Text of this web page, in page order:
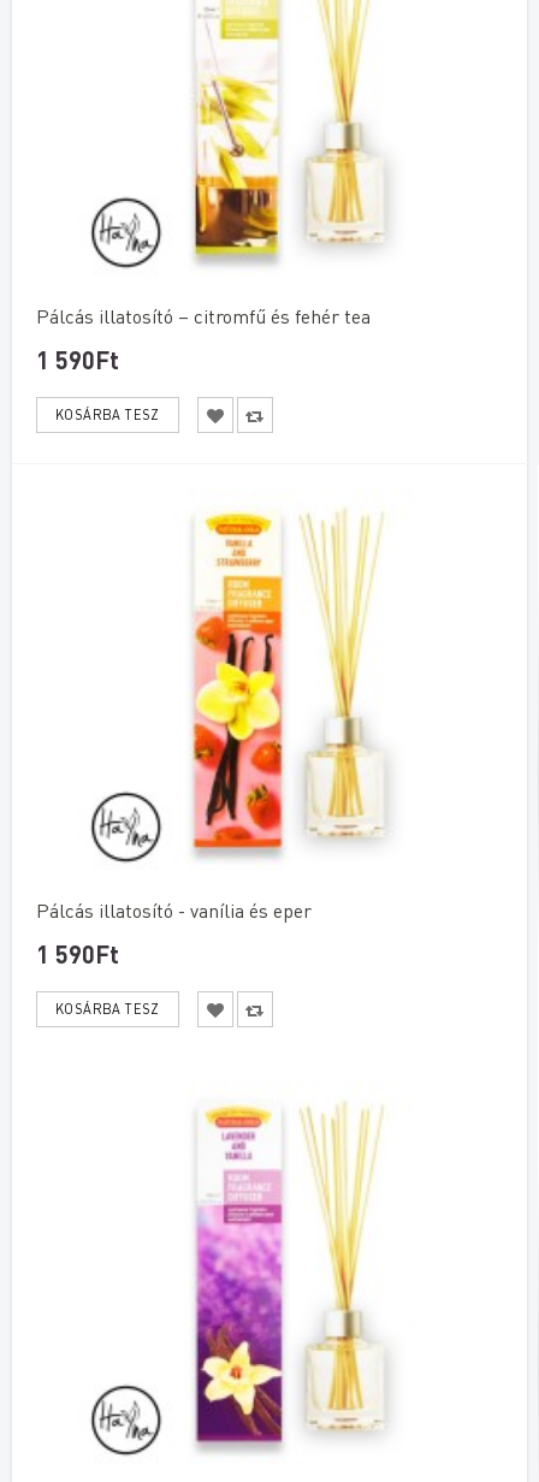
Pálcás illatosító – citromfű és fehér tea
1 590Ft
Pálcás illatosító - vanília és eper
1 590Ft